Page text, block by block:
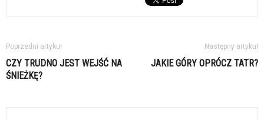
Poprzedni artykuł
CZY TRUDNO JEST WEJŚĆ NA
ŚNIEŻKĘ?
Następny artykuł
JAKIE GÓRY OPRÓCZ TATR?